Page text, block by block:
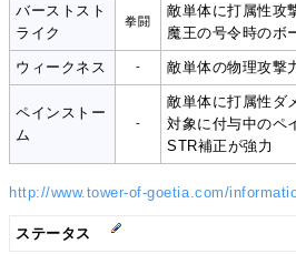
バーストスト
ライク
拳闘
敵単体に打属性攻
魔王の号令時のボ
ウィークネス - 敵単体の物理攻撃
ペインストー
ム
-
敵単体に打属性ダ
対象に付与中のペ
STR補正が強力
http://www.tower-of-goetia.com/
ステータス